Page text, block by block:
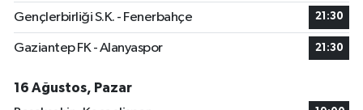
Gençlerbirliği S.K. - Fenerbahçe 21:30
Gaziantep FK - Alanyaspor 21:30
16 Ağustos, Pazar